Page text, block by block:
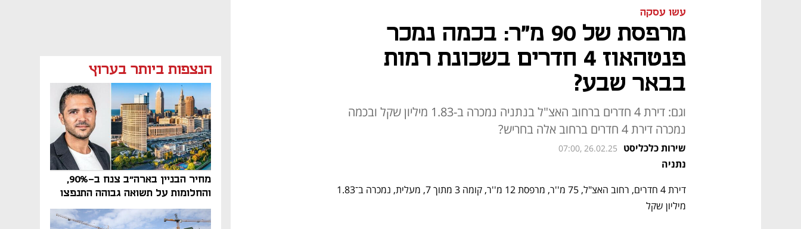
הנצפות ביותר בערוץ
מחיר הבניין בארה"ב צנח ב-90%,
והחלומות על תשואה גבוהה התנפצו
עשו עסקה
מרפסת של 90 מ"ר: בכמה נמכר
פנטהאוז 4 חדרים בשכונת רמות
בבאר שבע?
וגם: דירת 4 חדרים ברחוב האצ"ל בנתניה נמכרה ב-1.83 מיליון שקל ובכמה
נמכרה דירת 4 חדרים ברחוב אלה בחריש?
שירות כלכליסט 07:00, 26.02.25
נתניה
מיליון שקל